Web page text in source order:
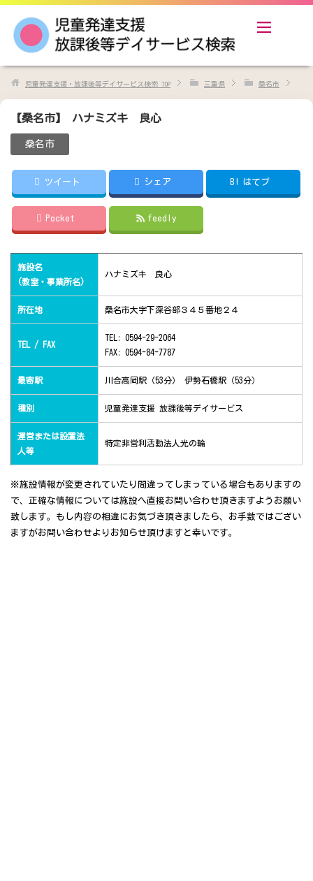
児童発達支援・放課後等デイサービス検索 TOP 三重県 桑名市
【桑名市】 ハナミズキ 良心
桑名市
ツイート シェア B! はてブ
Pocket feedly
施設名
(教室・事業所名)
ハナミズキ 良心
所在地 桑名市大字下深谷部３４５番地２４
TEL / FAX
TEL: 0594-29-2064
FAX: 0594-84-7787
最寄駅 川合高岡駅（53分） 伊勢石橋駅（53分）
種別 児童発達支援 放課後等デイサービス
運営または設置法
人等
特定非営利活動法人光の輪
※施設情報が変更されていたり間違ってしまっている場合もありますの
で、正確な情報については施設へ直接お問い合わせ頂きますようお願い
致します。もし内容の相違にお気づき頂きましたら、お手数ではござい
ますがお問い合わせよりお知らせ頂けますと幸いです。